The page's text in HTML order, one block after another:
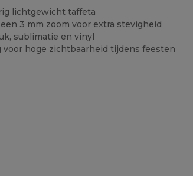
lichtgewicht taffeta
3 mm zoom voor extra stevigheid
sublimatie en vinyl
voor hoge zichtbaarheid tijdens feesten